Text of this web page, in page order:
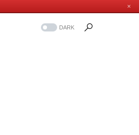
✕
DARK